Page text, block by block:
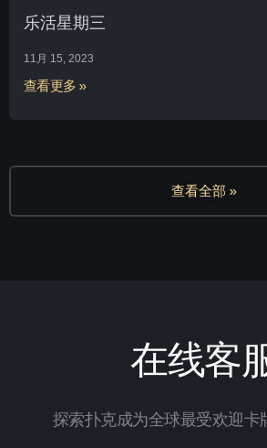
乐活星期三
11月 15, 2023
查看更多 »
查看全部 »
在线客
探索扑克成为全球最受欢迎卡